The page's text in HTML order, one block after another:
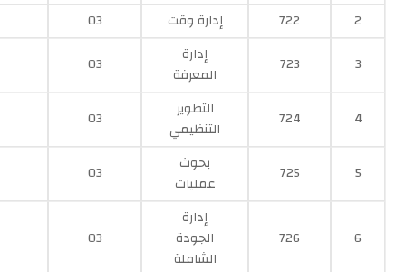
2
722 إدارة وقت
03
3
723
إدارة
المعرفة
03
4
724
التطوير
التنظيمي
03
5
725
بحوث
عمليات
03
6
726
إدارة
الجودة
الشاملة
03